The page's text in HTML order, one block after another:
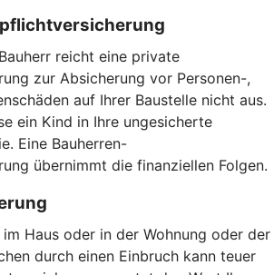
reicht eine private
zur Absicherung vor Personen-,
auf Ihrer Baustelle nicht aus.
ein Kind in Ihre ungesicherte
Eine Bauherren-
übernimmt die finanziellen Folgen.
im Haus oder in der Wohnung oder der
durch einen Einbruch kann teuer